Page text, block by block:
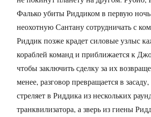
Фалько убиты Риддиком в первую
неохотную Сантану сотрудничать с
Риддик позже крадет силовые узлыс
кораблей команд и приближается к
чтобы заключить сделку за их
менее, разговор превращается в
стреляет в Риддика из нескольких
транквилизатора, а зверь из гиены